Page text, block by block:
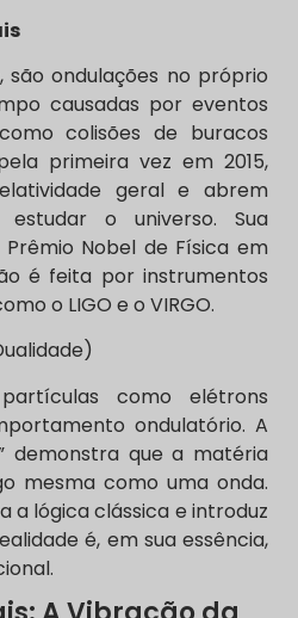
são ondulações no próprio
causadas por eventos
colisões de buracos
primeira vez em 2015,
geral e abrem
o universo. Sua
Nobel de Física em
é feita por instrumentos
o LIGO e o VIRGO.
como elétrons
ondulatório. A
demonstra que a matéria
mesma como uma onda.
a lógica clássica e introduz
é, em sua essência,